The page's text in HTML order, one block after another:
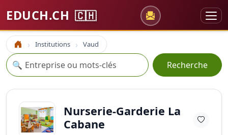
EDUCH.CH 🇨🇭
Accueil Institutions Vaud
Recherche
🔍 Recherche
Nurserie-Garderie La
Cabane